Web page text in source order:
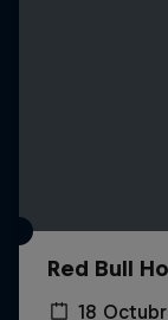
Red Bull
18